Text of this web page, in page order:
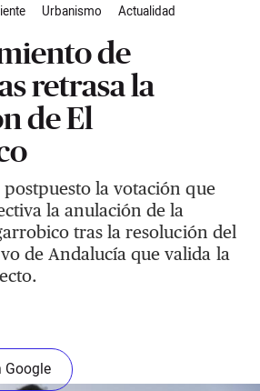
Urbanismo Actualidad
de
retrasa la
de El
la votación que
la anulación de la
tras la resolución del
de Andalucía que valida la
Google